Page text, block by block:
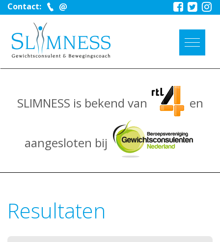
Contact:
SLIMNESS is bekend van en
aangesloten bij
Resultaten